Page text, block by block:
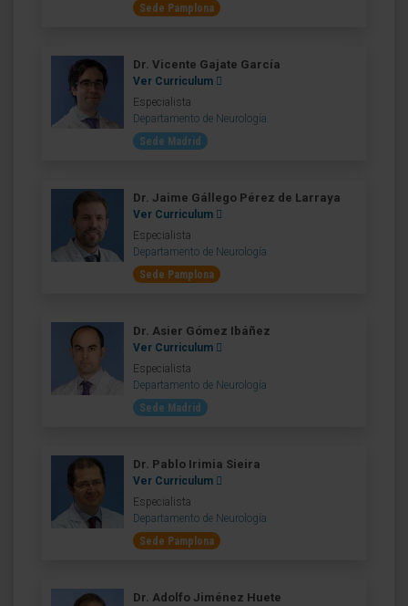
Sede Pamplona
Dr. Vicente Gajate García
Ver Curriculum
Especialista
Departamento de Neurología
Sede Madrid
Dr. Jaime Gállego Pérez de Larraya
Ver Curriculum
Especialista
Departamento de Neurología
Sede Pamplona
Dr. Asier Gómez Ibáñez
Ver Curriculum
Especialista
Departamento de Neurología
Sede Madrid
Dr. Pablo Irimia Sieira
Ver Curriculum
Especialista
Departamento de Neurología
Sede Pamplona
Dr. Adolfo Jiménez Huete